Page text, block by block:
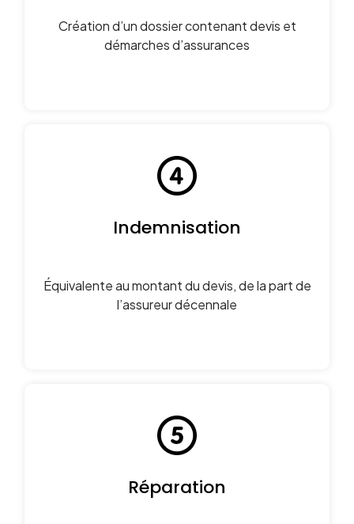
Création d’un dossier contenant devis et
démarches d’assurances
Indemnisation
Équivalente au montant du devis, de la part de
l’assureur décennale
Réparation